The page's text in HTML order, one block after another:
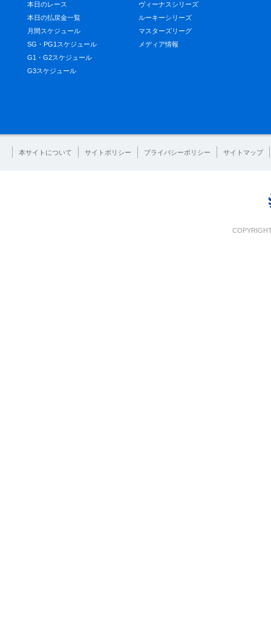
本日のレース
本日の払戻金一覧
月間スケジュール
SG・PG1スケジュール
G1・G2スケジュール
G3スケジュール
ヴィーナスシリーズ
ルーキーシリーズ
マスターズリーグ
メディア情報
本サイトについて サイトポリシー プライバシーポリシー サイトマップ